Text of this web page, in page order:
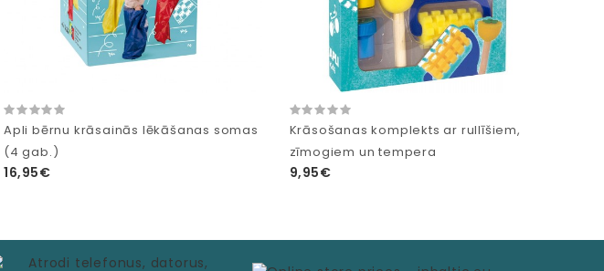
Apli bērnu krāsainās lēkāšanas somas
(4 gab.)
16,95€
Krāsošanas komplekts ar rullīšiem,
zīmogiem un tempera
9,95€